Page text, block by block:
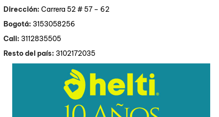
Dirección: Carrera 52 # 57 – 62
Bogotá: 3153058256
Cali: 3112835505
Resto del país: 3102172035